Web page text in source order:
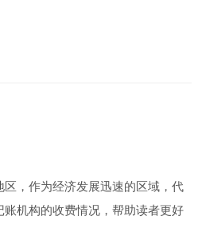
，作为经济发展迅速的区域，代
机构的收费情况，帮助读者更好